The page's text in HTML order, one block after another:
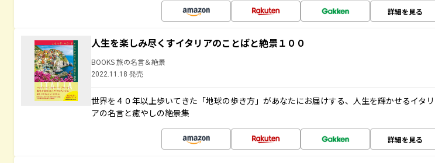
詳細を見る
人生を楽しみ尽くすイタリアのことばと絶景１００
BOOKS 旅の名言＆絶景
2022.11.18 発売
世界を４０年以上歩いてきた「地球の歩き方」があなたにお届けする、人生を輝かせるイタリ
アの名言と癒やしの絶景集
詳細を見る